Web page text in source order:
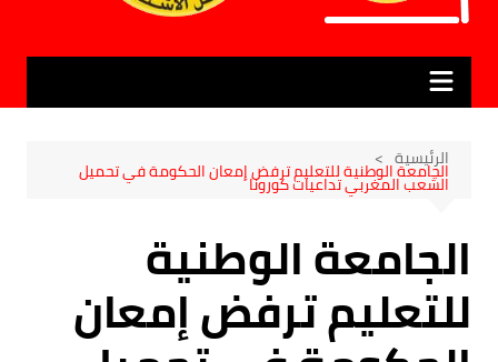
الرئيسية
الجامعة الوطنية للتعليم ترفض إمعان الحكومة في تحميل
الشعب المغربي تداعيات كورونا
الجامعة الوطنية
للتعليم ترفض إمعان